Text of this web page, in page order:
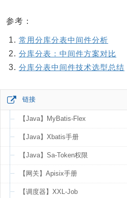
参考：
常用分库分表中间件分析
分库分表：中间件方案对比
分库分表中间件技术选型总结
链接
【Java】MyBatis-Flex
【Java】Xbatis手册
【Java】Sa-Token权限
【网关】Apisix手册
【调度器】XXL-Job